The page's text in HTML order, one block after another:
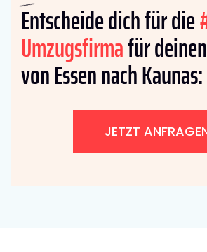
Entscheide dich für die
Umzugsfirmafür
von Essen nach Kaunas:
JETZT